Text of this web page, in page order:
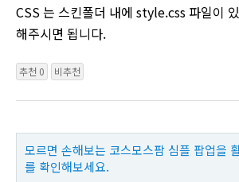
CSS 는 스킨폴더 내에 style.css 파일이
해주시면 됩니다.
추천 0 비추천
모르면 손해보는 코스모스팜 심플 팝업을
를 확인해보세요.